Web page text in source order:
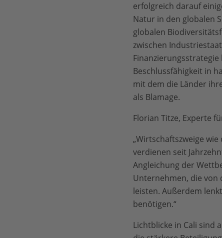
erfolgreich darauf
Natur in den globalen
globalen
zwischen
Beschlussfähigkeit in
mit dem die Länder
als Blamage.
Florian Titze, Experte
„Wirtschaftszweige
verdienen seit
Angleichung der
Unternehmen, die von
leisten. Außerdem
benötigen.“
Lichtblicke in Cali sind